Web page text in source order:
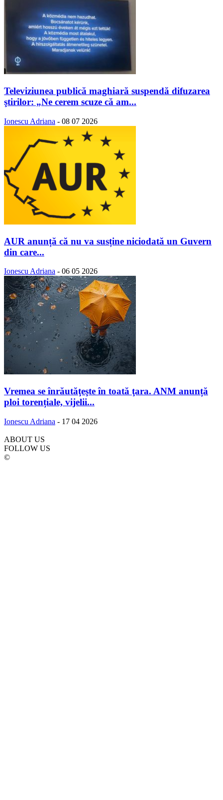
Televiziunea publică maghiară suspendă difuzarea
ştirilor: „Ne cerem scuze că am...
Ionescu Adriana - 08 07 2026
AUR anunță că nu va susține niciodată un Guvern
din care...
Ionescu Adriana - 06 05 2026
Vremea se înrăutăţeşte în toată ţara. ANM anunță
ploi torențiale, vijelii...
Ionescu Adriana - 17 04 2026
ABOUT US
FOLLOW US
©